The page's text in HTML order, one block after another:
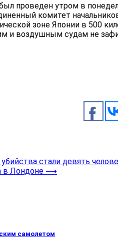
проведен утром в
комитет
зоне Японии в 500
и воздушным судам не
стали девять
в Лондоне ⟶
самолетом